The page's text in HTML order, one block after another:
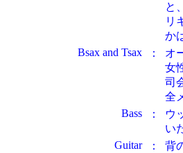
と
リ
か
Bsax and Tsax
：
オ
女
司
全
Bass
：
ウ
い
Guitar
：
背